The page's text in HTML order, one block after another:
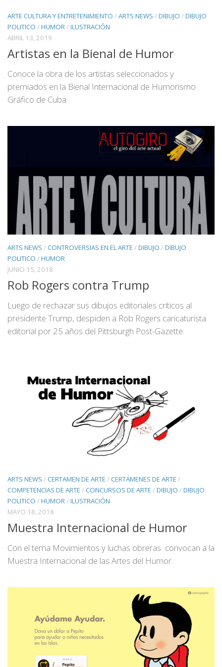
ARTE CULTURA Y ENTRETENIMIENTO /ARTS NEWS /DIBUJO /DIBUJO
POLITICO /HUMOR/ILUSTRACIÓN
ABRIL 13, 2019
Artistas en la Bienal de Humor
Conoce la obra de los artistas seleccionados y
premiados en la Bienal Internacional de Humorismo
Gráfico de Cuba
ARTS NEWS /CONTROVERSIAS EN EL ARTE /DIBUJO /DIBUJO
POLITICO /HUMOR
JUNIO 15, 2018
Rob Rogers contra Trump
Luego de rechazar sus dibujos editoriales críticos al
presidente Trump, despiden a Rob Rogers caricaturista
editorial por 25 años del Pittsburgh Post-Gazette.
ARTS NEWS /CERTAMEN DE ARTE /CERTÁMENES DE ARTE /
COMPETENCIAS DE ARTE /CONCURSOS DE ARTE /DIBUJO /DIBUJO
POLITICO /HUMOR/ILUSTRACIÓN
MAYO 18, 2018
Muestra Internacional de Humor
Con el tema Movimientos y luchas obreras convocan a la
Muestra Internacional de las Artes del Humor.